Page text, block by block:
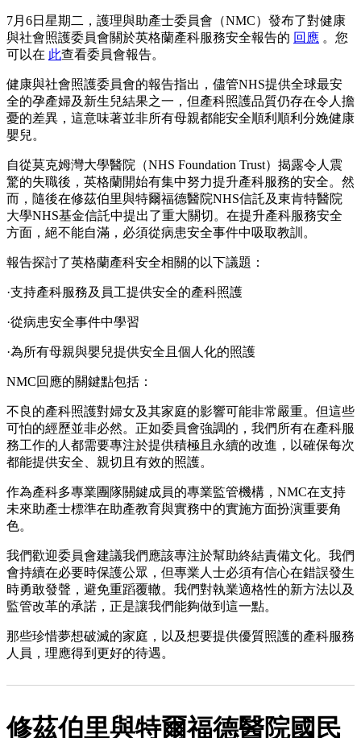
7月6日星期二，護理與助產士委員會（NMC）發布了對健康
與社會照護委員會關於英格蘭產科服務安全報告的 回應 。您
可以在 此查看委員會報告。
健康與社會照護委員會的報告指出，儘管NHS提供全球最安
全的孕產婦及新生兒結果之一，但產科照護品質仍存在令人擔
憂的差異，這意味著並非所有母親都能安全順利順利分娩健康
嬰兒。
自從莫克姆灣大學醫院（NHS Foundation Trust）揭露令人震
驚的失職後，英格蘭開始有集中努力提升產科服務的安全。然
而，隨後在修茲伯里與特爾福德醫院NHS信託及東肯特醫院
大學NHS基金信託中提出了重大關切。在提升產科服務安全
方面，絕不能自滿，必須從病患安全事件中吸取教訓。
報告探討了英格蘭產科安全相關的以下議題：
·支持產科服務及員工提供安全的產科照護
·從病患安全事件中學習
·為所有母親與嬰兒提供安全且個人化的照護
NMC回應的關鍵點包括：
不良的產科照護對婦女及其家庭的影響可能非常嚴重。但這些
可怕的經歷並非必然。正如委員會強調的，我們所有在產科服
務工作的人都需要專注於提供積極且永續的改進，以確保每次
都能提供安全、親切且有效的照護。
作為產科多專業團隊關鍵成員的專業監管機構，NMC在支持
未來助產士標準在助產教育與實務中的實施方面扮演重要角
色。
我們歡迎委員會建議我們應該專注於幫助終結責備文化。我們
會持續在必要時保護公眾，但專業人士必須有信心在錯誤發生
時勇敢發聲，避免重蹈覆轍。我們對執業適格性的新方法以及
監管改革的承諾，正是讓我們能夠做到這一點。
那些珍惜夢想破滅的家庭，以及想要提供優質照護的產科服務
人員，理應得到更好的待遇。
修茲伯里與特爾福德醫院國民